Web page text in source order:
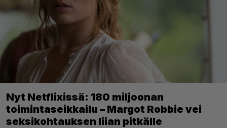
Nyt Netflixissä: 180 miljoonan
toimintaseikkailu – Margot Robbie vei
seksikohtauksen liian pitkälle